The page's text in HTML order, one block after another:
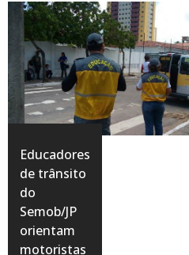
Educadores
de trânsito
do
Semob/JP
orientam
motoristas